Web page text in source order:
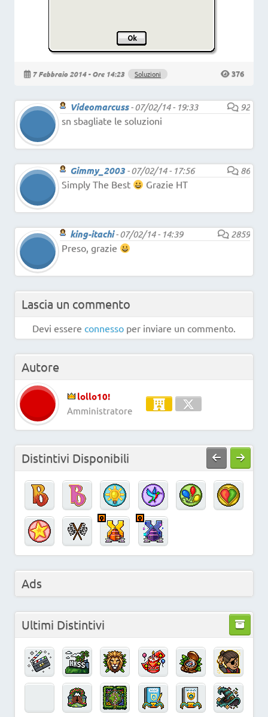
7 Febbraio 2014 - Ore 14:23 Soluzioni 376
Videomarcuss-07/02/14 - 19:33
92
sn sbagliate le soluzioni
Gimmy_2003 -07/02/14 - 17:56
86
Simply The Best
Grazie HT
king-itachi-07/02/14 - 14:39
2859
Preso, grazie
Lascia un commento
Devi essere connesso per inviare un commento.
Autore
lollo10!
Amministratore
Distintivi Disponibili
Ads
Ultimi Distintivi